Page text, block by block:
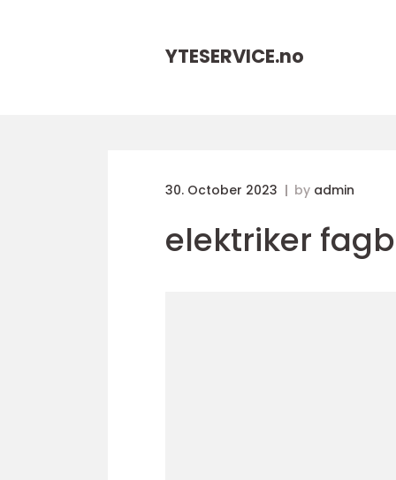
YTESERVICE.no
30. October 2023 by admin
elektriker